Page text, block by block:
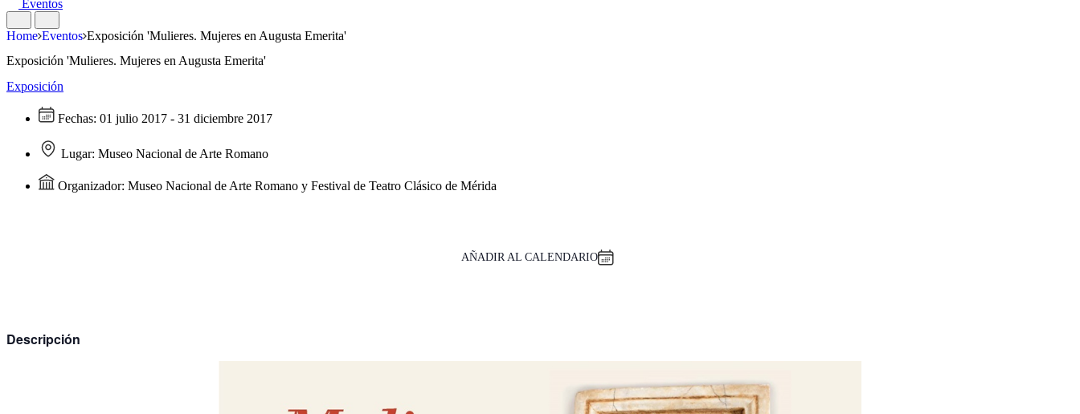
Eventos
Home Eventos Exposición 'Mulieres. Mujeres en Augusta Emerita'
Exposición 'Mulieres. Mujeres en Augusta Emerita'
Exposición
Fechas: 01 julio 2017 - 31 diciembre 2017
Lugar: Museo Nacional de Arte Romano
Organizador: Museo Nacional de Arte Romano y Festival de Teatro Clásico de Mérida
AÑADIR AL CALENDARIO
Descripción